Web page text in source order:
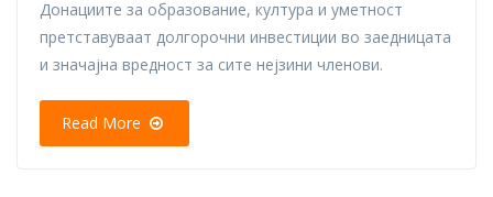
Донациите за образование, култура и уметност
претставуваат долгорочни инвестиции во заедницата
и значајна вредност за сите нејзини членови.
Read More